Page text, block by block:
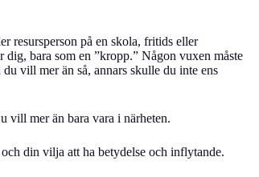
resursperson på en skola, fritids eller
dig, bara som en ”kropp.” Någon vuxen måste
vill mer än så, annars skulle du inte ens
vill mer än bara vara i närheten.
din vilja att ha betydelse och inflytande.